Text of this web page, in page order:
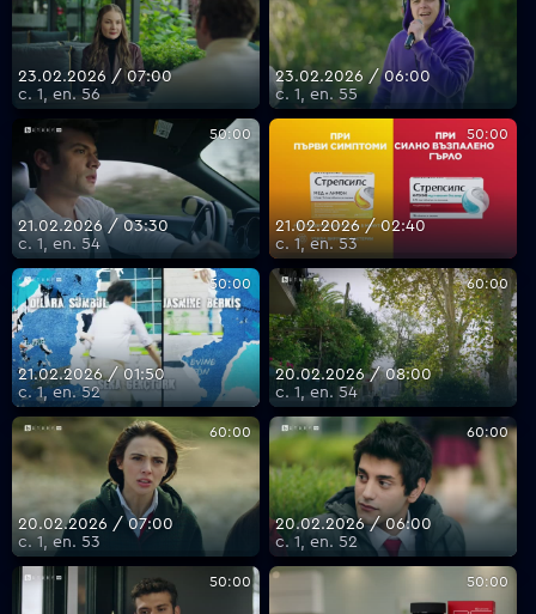
23.02.2026 / 07:00
с. 1, еп. 56
23.02.2026 / 06:00
с. 1, еп. 55
50:00
21.02.2026 / 03:30
с. 1, еп. 54
50:00
21.02.2026 / 02:40
с. 1, еп. 53
50:00
21.02.2026 / 01:50
с. 1, еп. 52
60:00
20.02.2026 / 08:00
с. 1, еп. 54
60:00
20.02.2026 / 07:00
с. 1, еп. 53
60:00
20.02.2026 / 06:00
с. 1, еп. 52
50:00 50:00